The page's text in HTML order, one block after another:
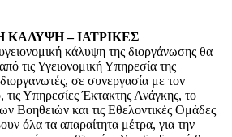
– ΙΑΤΡΙΚΕΣ
κάλυψη της διοργάνωσης θα
τις Υγειονομική Υπηρεσία της
σε συνεργασία με τον
τις Υπηρεσίες Έκτακτης Ανάγκης, το
Βοηθειών και τις Εθελοντικές Ομάδες
όλα τα απαραίτητα μέτρα, για την